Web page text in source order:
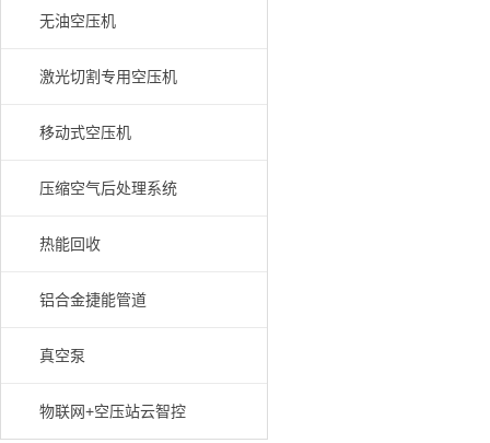
无油空压机
激光切割专用空压机
移动式空压机
压缩空气后处理系统
热能回收
铝合金捷能管道
真空泵
物联网+空压站云智控